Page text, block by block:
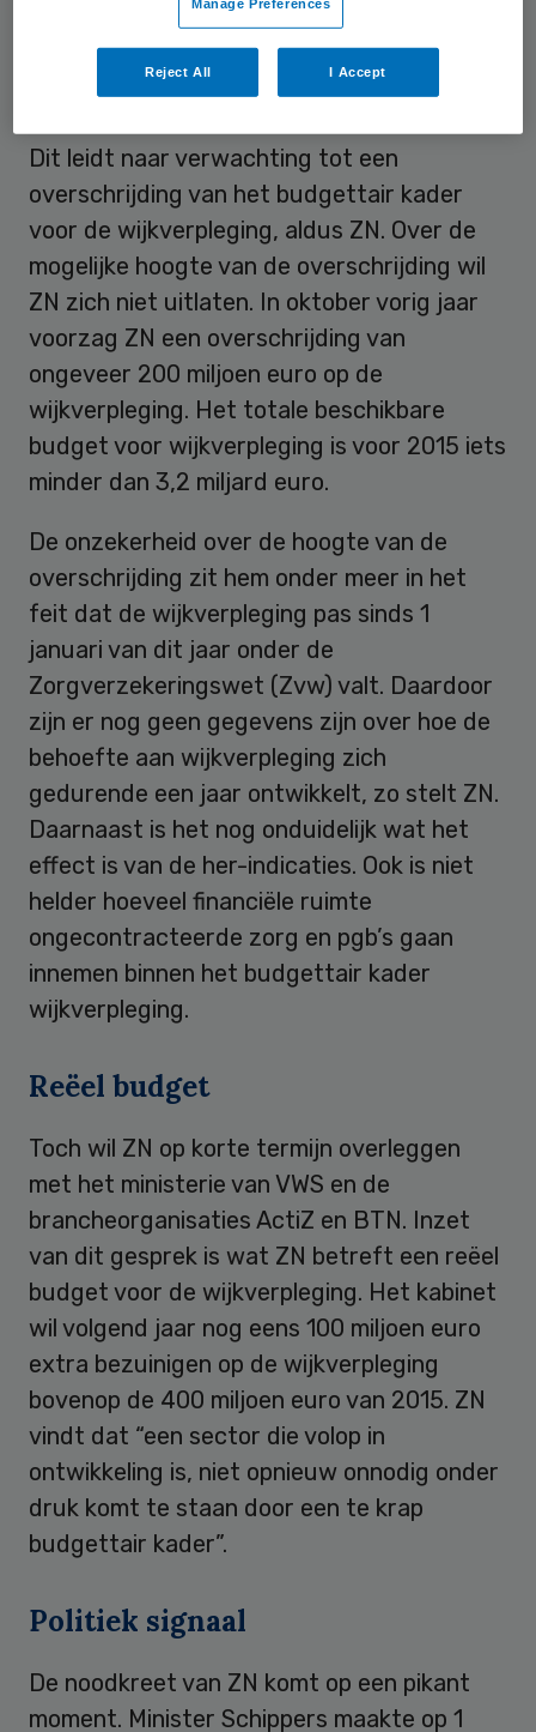
tot wijkverpleegkundige zorg gaan
zorgverzekeraars in de laatste maanden
van 2015 waar nodig extra zorg inkopen.
Dit leidt naar verwachting tot een
overschrijding van het budgettair kader
voor de wijkverpleging, aldus ZN. Over de
mogelijke hoogte van de overschrijding wil
ZN zich niet uitlaten. In oktober vorig jaar
voorzag ZN een overschrijding van
ongeveer 200 miljoen euro op de
wijkverpleging. Het totale beschikbare
budget voor wijkverpleging is voor 2015 iets
minder dan 3,2 miljard euro.
De onzekerheid over de hoogte van de
overschrijding zit hem onder meer in het
feit dat de wijkverpleging pas sinds 1
januari van dit jaar onder de
Zorgverzekeringswet (Zvw) valt. Daardoor
zijn er nog geen gegevens zijn over hoe de
behoefte aan wijkverpleging zich
gedurende een jaar ontwikkelt, zo stelt ZN.
Daarnaast is het nog onduidelijk wat het
effect is van de her-indicaties. Ook is niet
helder hoeveel financiële ruimte
ongecontracteerde zorg en pgb’s gaan
innemen binnen het budgettair kader
wijkverpleging.
Reëel budget
Toch wil ZN op korte termijn overleggen
met het ministerie van VWS en de
brancheorganisaties ActiZ en BTN. Inzet
van dit gesprek is wat ZN betreft een reëel
budget voor de wijkverpleging. Het kabinet
wil volgend jaar nog eens 100 miljoen euro
extra bezuinigen op de wijkverpleging
bovenop de 400 miljoen euro van 2015. ZN
vindt dat “een sector die volop in
ontwikkeling is, niet opnieuw onnodig onder
druk komt te staan door een te krap
budgettair kader”.
Politiek signaal
De noodkreet van ZN komt op een pikant
moment. Minister Schippers maakte op 1
Manage Preferences
Reject All I Accept